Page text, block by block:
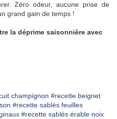
Zéro odeur, aucune prise de
grand gain de temps !
la déprime saisonnière avec
champignon #recette beignet
#recette sablés feuilles
#recette sablés érable noix